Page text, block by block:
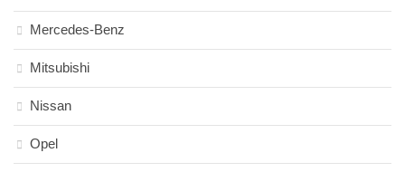
Mercedes-Benz
Mitsubishi
Nissan
Opel